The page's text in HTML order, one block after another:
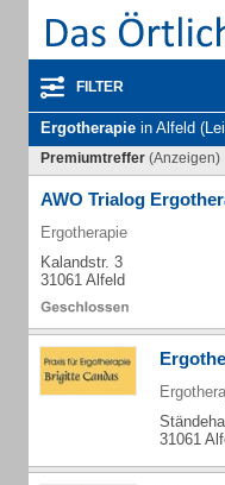
FILTER
Ergotherapie in Alfeld
Premiumtreffer (Anzeigen)
AWO Trialog
Ergotherapie
Kalandstr. 3
31061 Alfeld
31061